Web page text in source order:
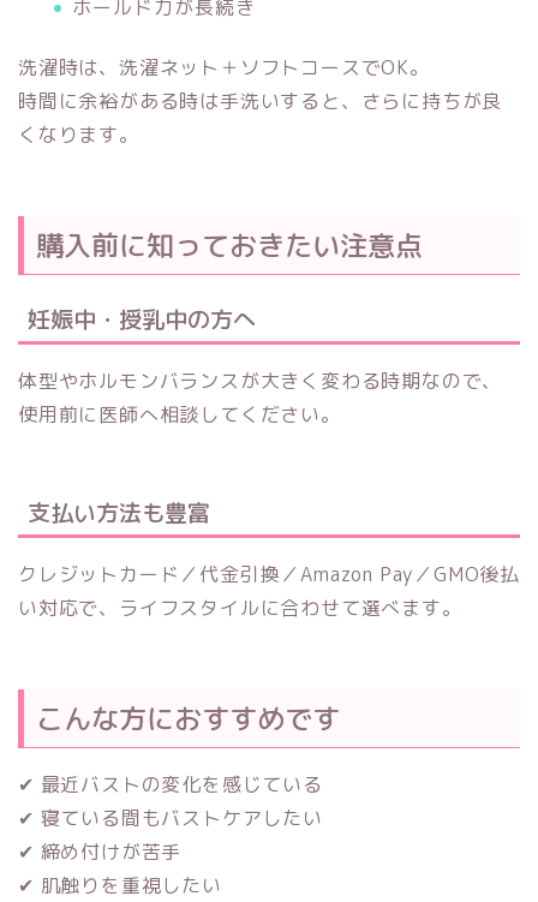
ホールド力が長続き
洗濯時は、洗濯ネット＋ソフトコースでOK。
時間に余裕がある時は手洗いすると、さらに持ちが良
くなります。
購入前に知っておきたい注意点
妊娠中・授乳中の方へ
体型やホルモンバランスが大きく変わる時期なので、
使用前に医師へ相談してください。
支払い方法も豊富
クレジットカード／代金引換／Amazon Pay／GMO後払
い対応で、ライフスタイルに合わせて選べます。
こんな方におすすめです
✔ 最近バストの変化を感じている
✔ 寝ている間もバストケアしたい
✔ 締め付けが苦手
✔ 肌触りを重視したい